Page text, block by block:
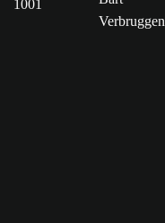
1001
Verbruggen